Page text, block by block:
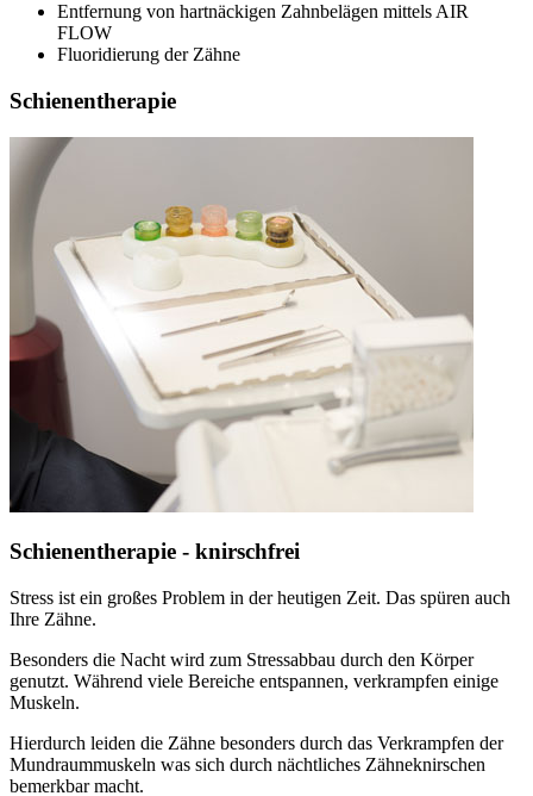
Entfernung von hartnäckigen Zahnbelägen mittels AIR
FLOW
Fluoridierung der Zähne
Schienentherapie
Schienentherapie - knirschfrei
Stress ist ein großes Problem in der heutigen Zeit. Das spüren auch
Ihre Zähne.
Besonders die Nacht wird zum Stressabbau durch den Körper
genutzt. Während viele Bereiche entspannen, verkrampfen einige
Muskeln.
Hierdurch leiden die Zähne besonders durch das Verkrampfen der
Mundraummuskeln was sich durch nächtliches Zähneknirschen
bemerkbar macht.